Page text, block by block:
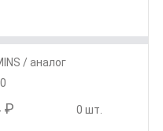
/ аналог
₽ 0 шт.